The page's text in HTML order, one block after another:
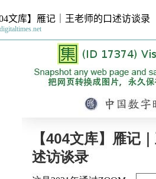
文库】雁记｜王老师的口述访谈录